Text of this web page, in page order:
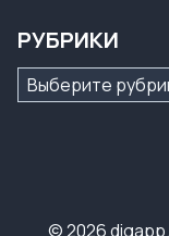
РУБРИКИ
Рубрики
© 2026